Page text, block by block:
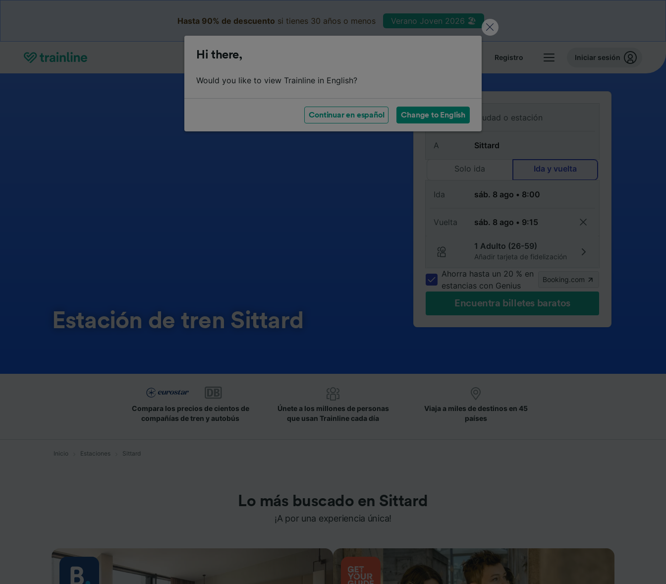
Hasta 90% de descuento si tienes 30 años o menos Verano Joven 2026 🏖️
Registro Iniciar sesión
Estación de tren Sittard
De
A
Solo ida Ida y vuelta
Ida
Vuelta
1 Adulto (26-59)
Añadir tarjeta de fidelización
Ahorra hasta un 20 % en
estancias con Genius
Booking.com
Encuentra billetes baratos
Compara los precios de cientos de
compañías de tren y autobús
Únete a los millones de personas
que usan Trainline cada día
Viaja a miles de destinos en 45
países
Inicio Estaciones Sittard
Lo más buscado en Sittard
¡A por una experiencia única!
Hi there,
Would you like to view Trainline in English?
Continuar en español Change to English